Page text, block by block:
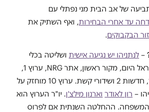
של אב הבית מני נפתלי עם
עד אחרי הבחירות, ואף השתיק את
הבקבוקים.
– לנתניהו יש נגיעה אישית ושליטה בכלי
היום, מקור ראשון, אתר NRG
, ערוץ 1,
קול ישראל, ערוץ 10, חדשות 2 ושידורי קשת. ערוץ 10 מוחזק על
– רון לאודר וארנון מילצ'ן. יו"ר הערוץ הוא
המשפחה. ההחלטה השנתית אם לפרוס